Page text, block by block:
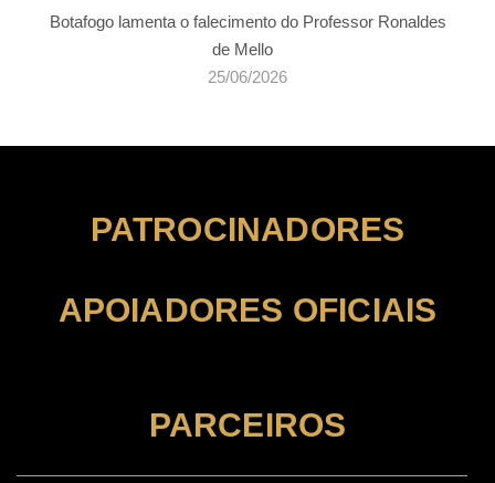
Botafogo lamenta o falecimento do Professor Ronaldes
de Mello
25/06/2026
PATROCINADORES
APOIADORES OFICIAIS
PARCEIROS